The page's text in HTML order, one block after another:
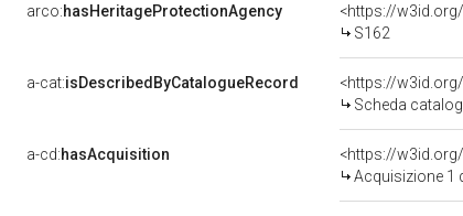
arco:hasHeritageProtectionAgency
<https://
S162
a-cat:isDescribedByCatalogueRecord
<https://
Scheda
a-cd:hasAcquisition
<https://
Acquisizione 1